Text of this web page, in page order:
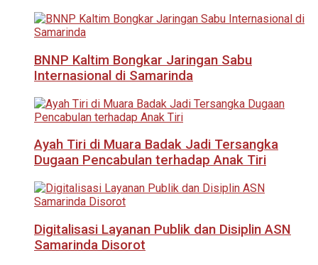
BNNP Kaltim Bongkar Jaringan Sabu
Internasional di Samarinda
Ayah Tiri di Muara Badak Jadi Tersangka
Dugaan Pencabulan terhadap Anak Tiri
Digitalisasi Layanan Publik dan Disiplin ASN
Samarinda Disorot